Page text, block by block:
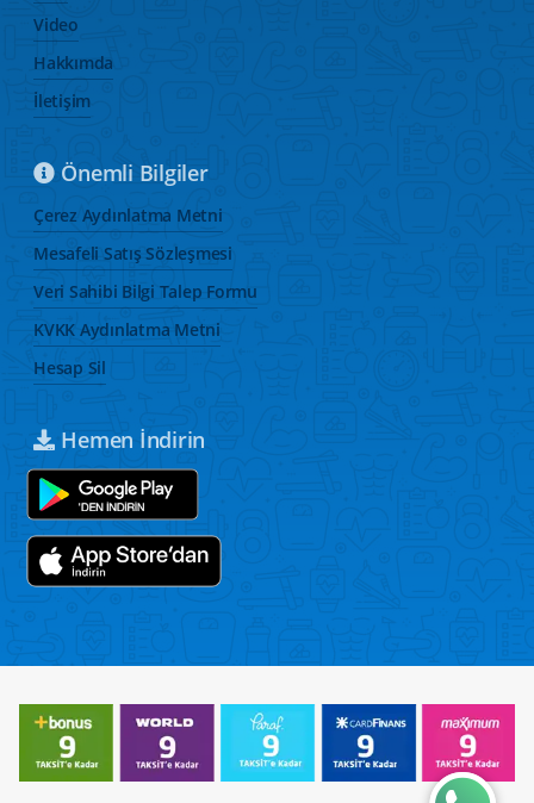
Video
Hakkımda
İletişim
Önemli Bilgiler
Çerez Aydınlatma Metni
Mesafeli Satış Sözleşmesi
Veri Sahibi Bilgi Talep Formu
KVKK Aydınlatma Metni
Hesap Sil
Hemen İndirin